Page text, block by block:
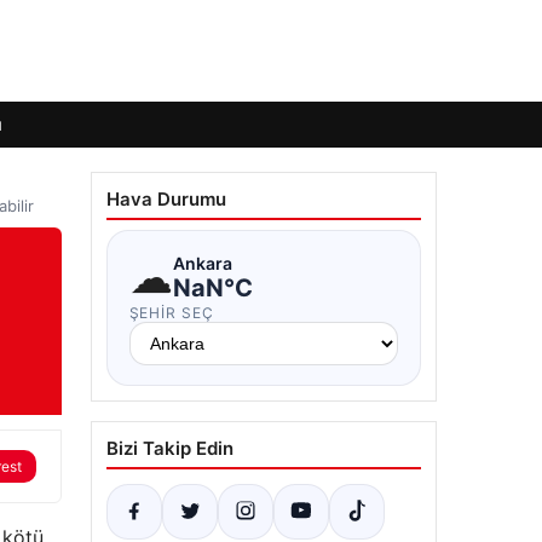
kötü
Hava Durumu
☁Ankara
NaN°C
ŞEHIR SEÇ
Bizi Takip Edin